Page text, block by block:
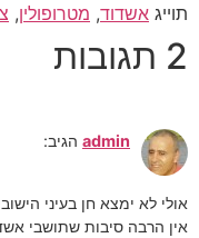
תוייג אשדוד, מטרופולין,
2 תגובות
admin הגיב:
אולי לא ימצא חן בעיני